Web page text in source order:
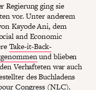
Regierung ging sie
vor. Unter anderem
Kayode Ani, dem
and Economic
Take-it-Back-
und blieben
Verhafteten war auch
des Buchladens
Congress (NLC).